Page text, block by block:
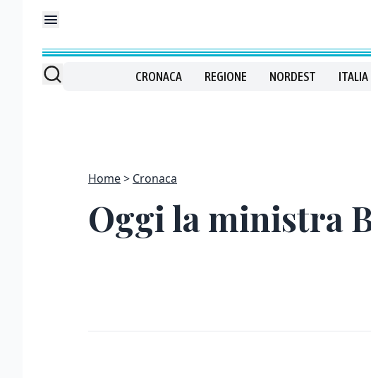
CRONACA REGIONE NORDEST ITALIA
Home Cronaca
Oggi la ministra